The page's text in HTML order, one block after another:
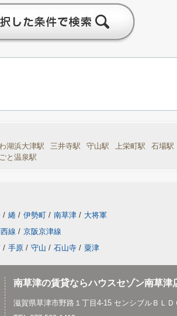
湖浜大津駅 三井寺駅 守山駅 上栄町駅 石場駅
と温泉駅
/ 綣 / 伊勢町 / 南草津 / 大将軍
線 / 京阪京津線
/ 手原 / 守山 / 石山寺 / 粟津
南草津の賃貸ならハウスセゾン南草津
滋賀県草津市野路１丁目4-15 センシブルＢＬ